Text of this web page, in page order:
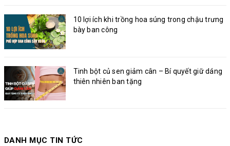
10 lợi ích khi trồng hoa súng trong chậu trưng
bày ban công
Tinh bột củ sen giảm cân – Bí quyết giữ dáng
thiên nhiên ban tặng
DANH MỤC TIN TỨC